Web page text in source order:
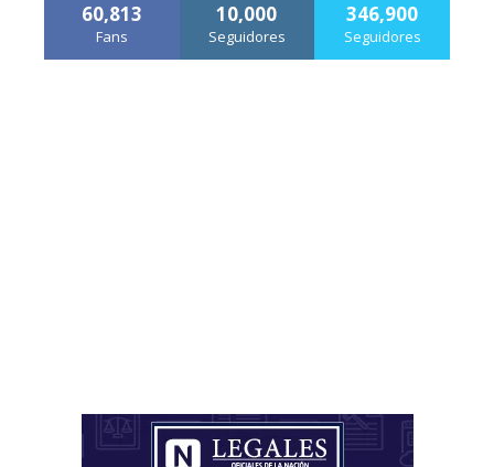
60,813
Fans
10,000
Seguidores
346,900
Seguidores